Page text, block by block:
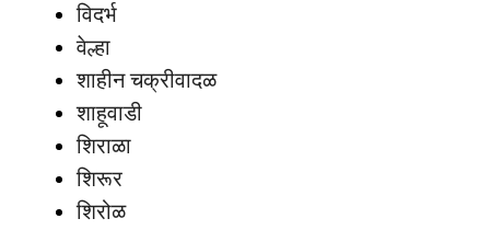
विदर्भ
वेल्हा
शाहीन चक्रीवादळ
शाहूवाडी
शिराळा
शिरूर
शिरोळ